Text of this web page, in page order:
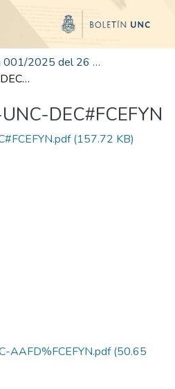
Edición 001/2025 del 26 de mayo de 2025
RD-2025-312-UNC-DEC#FCEFYN
DEC#FCEFYN
(157.72 KB)
(50.65